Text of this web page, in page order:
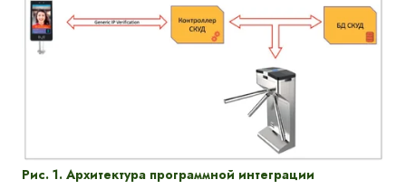
Рис. 1. Архитектура программной интеграции